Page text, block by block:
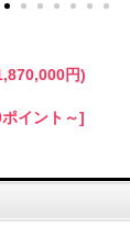
円)
イント～]